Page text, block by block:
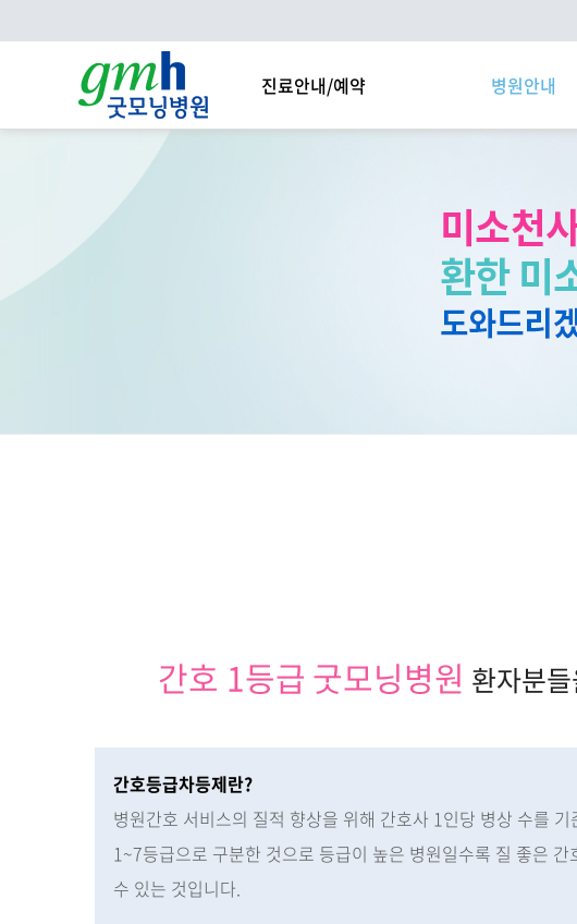
진료안내/예약 병원안내
간호 1등급 굿모닝병원 환자분
간호등급차등제란?
병원간호 서비스의 질적 향상을 위해 간호사 1인당 병상 수를 기
1~7등급으로 구분한 것으로 등급이 높은 병원일수록 질 좋은 간
수 있는 것입니다.